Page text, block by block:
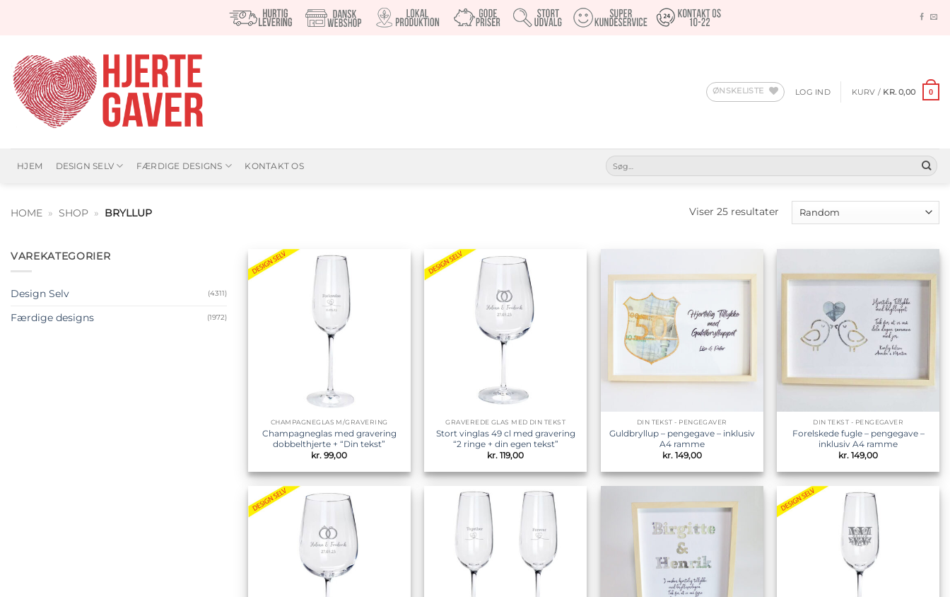
ØNSKELISTE LOG IND KURV / KR.0,00 0
HJEM DESIGN SELV FÆRDIGE DESIGNS KONTAKT OS
Søg
efter:
HOME » SHOP » BRYLLUP Viser 25 resultater
VAREKATEGORIER
Design Selv (4311)
Færdige designs (1972)
CHAMPAGNEGLAS M/GRAVERING
Champagneglas med gravering
dobbelthjerte + “Din tekst”
kr. 99,00
GRAVEREDE GLAS MED DIN TEKST
Stort vinglas 49 cl med gravering
“2 ringe + din egen tekst”
kr. 119,00
Tilføj til
DIN TEKST - PENGEGAVER
Guldbryllup – pengegave – inklusiv
A4 ramme
kr.149,00
Tilføj til
DIN TEKST - PENGEGAVER
Forelskede fugle – pengegave –
inklusiv A4 ramme
kr. 149,00
Tilføj til
ønskeliste